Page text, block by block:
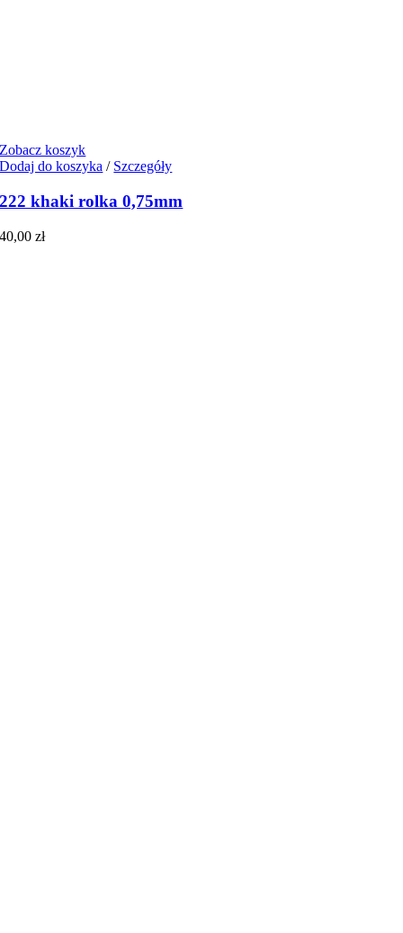
Zobacz koszyk
Dodaj do koszyka / Szczegóły
222 khaki rolka 0,75mm
40,00zł